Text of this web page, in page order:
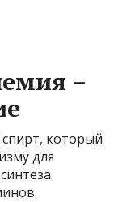
–
который
для